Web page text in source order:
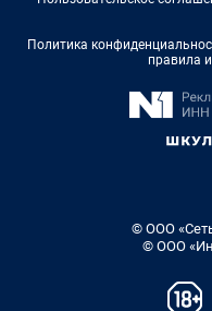
Политика
правила
© ООО
© ООО